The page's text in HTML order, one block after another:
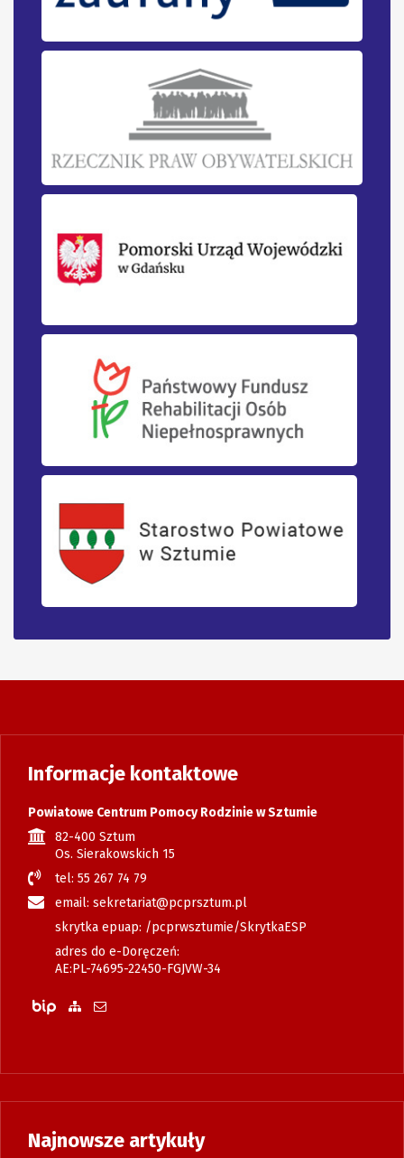
Informacje kontaktowe
Powiatowe Centrum Pomocy Rodzinie w Sztumie
82-400 Sztum
Os. Sierakowskich 15
tel: 55 267 74 79
email: sekretariat@pcprsztum.pl
skrytka epuap: /pcprwsztumie/SkrytkaESP
adres do e-Doręczeń:
AE:PL-74695-22450-FGJVW-34
Biuletyn Informacji Publicznej
Zobacz mapę strony
Wyślij email
Najnowsze artykuły